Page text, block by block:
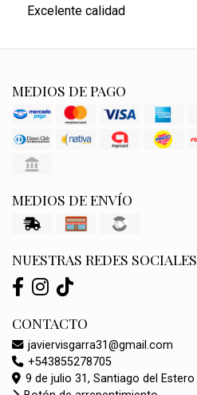
Excelente calidad
MEDIOS DE PAGO
MEDIOS DE ENVÍO
NUESTRAS REDES SOCIALES
CONTACTO
javiervisgarra31@gmail.com
+543855278705
9 de julio 31, Santiago del Estero